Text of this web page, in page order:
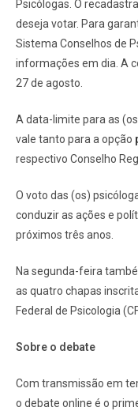
Psicólogas. O
deseja votar. Para
Sistema Conselhos de
informações em dia. A
27 de agosto.
A data-limite para as
vale tanto para a opção
respectivo Conselho
O voto das (os)
conduzir as ações e
próximos três anos.
Na segunda-feira
as quatro chapas
Federal de Psicologia
Sobre o debate
Com transmissão em
o debate online é o